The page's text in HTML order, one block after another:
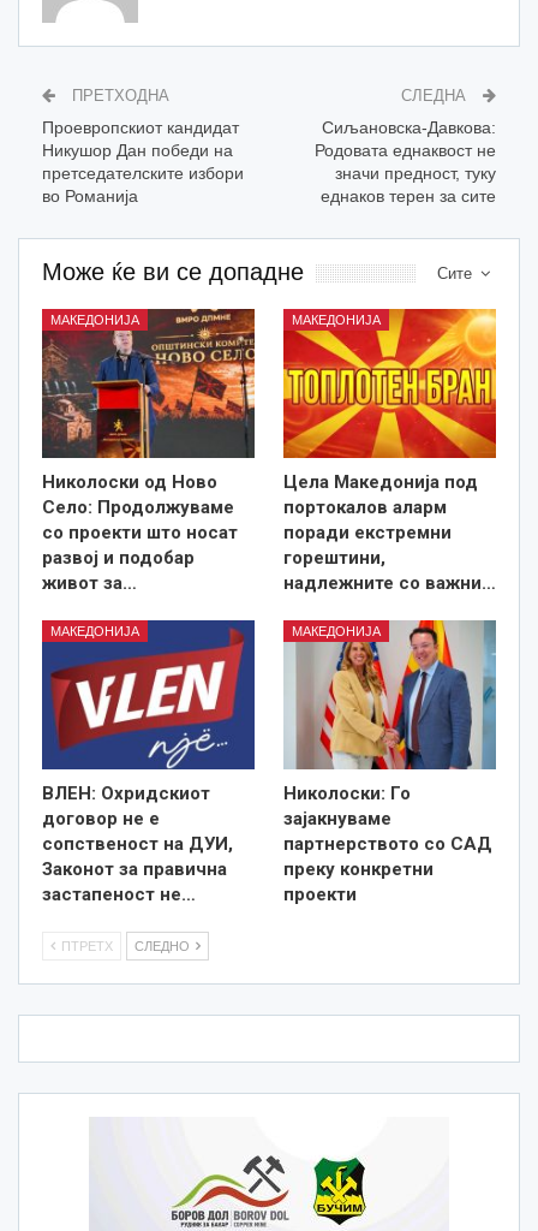
ПРЕТХОДНА
Проевропскиот кандидат
Никушор Дан победи на
претседателските избори
во Романија
СЛЕДНА
Сиљановска-Давкова:
Родовата еднаквост не
значи предност, туку
еднаков терен за сите
Сите
Може ќе ви се допадне
МАКЕДОНИЈА
Николоски од Ново
Село: Продолжуваме
со проекти што носат
развој и подобар
живот за…
МАКЕДОНИЈА
Цела Македонија под
портокалов аларм
поради екстремни
горештини,
надлежните со важни…
МАКЕДОНИЈА
ВЛЕН: Охридскиот
договор не е
сопственост на ДУИ,
Законот за правична
застапеност не…
МАКЕДОНИЈА
Николоски: Го
зајакнуваме
партнерството со САД
преку конкретни
проекти
ПТРЕТХ СЛЕДНО